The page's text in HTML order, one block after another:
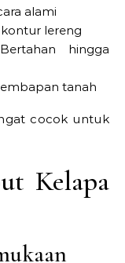
alami
lereng
hingga
tanah
cocok untuk
Kelapa